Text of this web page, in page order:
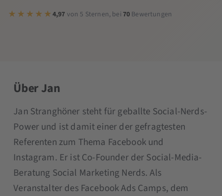
4,97 von 5 Sternen, bei 70 Bewertungen
Über Jan
Jan Stranghöner steht für geballte Social-Nerds-
Power und ist damit einer der gefragtesten
Referenten zum Thema Facebook und
Instagram. Er ist Co-Founder der Social-Media-
Beratung Social Marketing Nerds. Als
Veranstalter des Facebook Ads Camps, dem